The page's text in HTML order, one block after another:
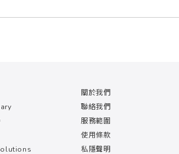
關於我們
聯絡我們
服務範圍
使用條款
私隱聲明